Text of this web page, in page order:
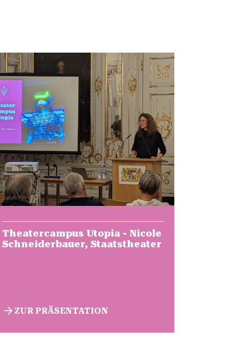
Theatercampus Utopia - Nicole
Schneiderbauer, Staatstheater
ZUR PRÄSENTATION